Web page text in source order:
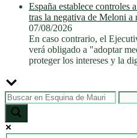
España establece controles
tras la negativa de Meloni a
07/08/2026
En caso contrario, el
verá obligado a "adoptar
proteger los intereses y la